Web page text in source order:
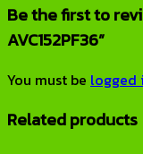
Be the first to
AVC152PF36”
You must be logged
Related products